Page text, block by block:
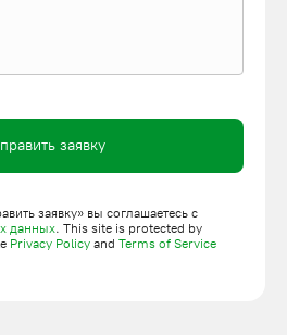
заявку
заявку» вы соглашаетесь с
данных. This site is protected by
Privacy Policy and Terms of Service